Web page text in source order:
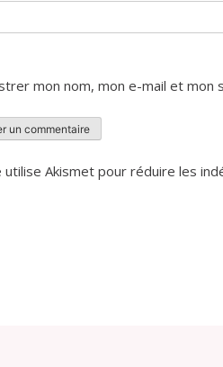
mon nom, mon e-mail et mon
utilise Akismet pour réduire les